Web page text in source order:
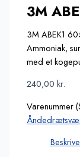
3M
3M ABEK1
Ammoniak,
med et
240,00kr.
Varenummer